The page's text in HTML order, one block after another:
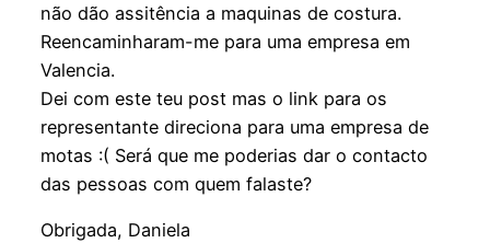
não dão assitência a maquinas de costura.
Reencaminharam-me para uma empresa em
Valencia.
Dei com este teu post mas o link para os
representante direciona para uma empresa de
motas :( Será que me poderias dar o contacto
das pessoas com quem falaste?
Obrigada, Daniela